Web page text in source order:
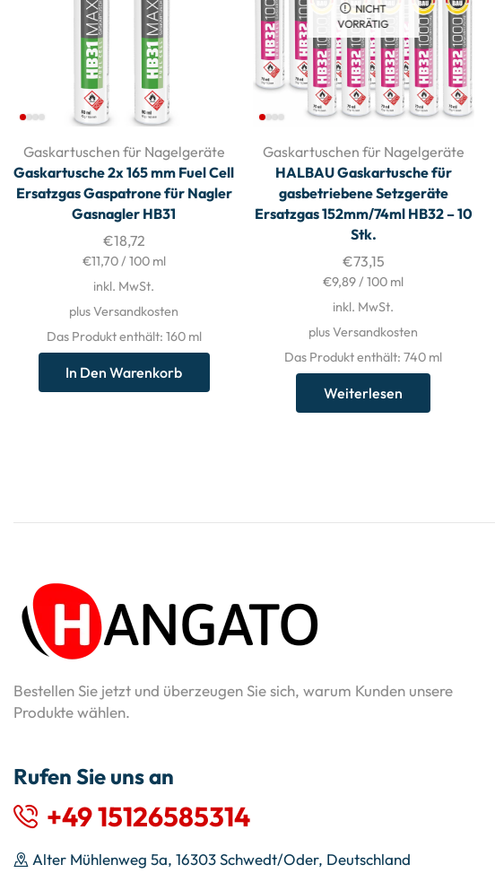
Gaskartuschen für Nagelgeräte
Gaskartusche 2x 165 mm Fuel Cell
Ersatzgas Gaspatrone für Nagler
Gasnagler HB31
€18,72
€11,70/ 100 ml
inkl. MwSt.
plus Versandkosten
Das Produkt enthält: 160 ml
In Den Warenkorb
NICHT
VORRÄTIG
Gaskartuschen für Nagelgeräte
HALBAU Gaskartusche für
gasbetriebene Setzgeräte
Ersatzgas 152mm/74ml HB32 – 10
Stk.
€73,15
€9,89/100 ml
inkl. MwSt.
plus Versandkosten
Das Produkt enthält: 740 ml
Weiterlesen
Bestellen Sie jetzt und überzeugen Sie sich, warum Kunden unsere
Produkte wählen.
Rufen Sie uns an
+49 15126585314
Alter Mühlenweg 5a, 16303 Schwedt/Oder, Deutschland